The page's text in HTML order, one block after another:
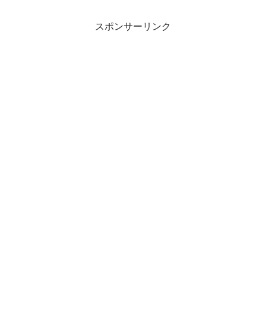
スポンサーリンク